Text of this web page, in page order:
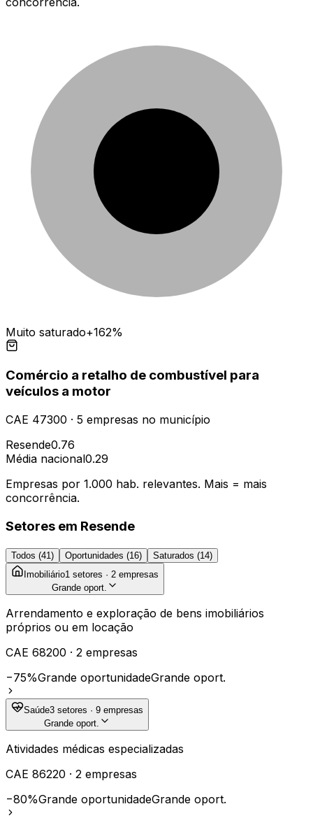
Muito saturado+162%
Comércio a retalho de combustível para
veículos a motor
CAE 47300 · 5 empresas no município
Resende0.76
Média nacional0.29
Empresas por 1.000 hab. relevantes. Mais = mais
concorrência.
Setores em Resende
Todos (41) Oportunidades (16) Saturados (14)
Imobiliário1 setores · 2 empresas
Grande oport.
Arrendamento e exploração de bens imobiliários
próprios ou em locação
CAE 68200 · 2 empresas
−75%Grande oportunidadeGrande oport.
Saúde3 setores · 9 empresas
Grande oport.
Atividades médicas especializadas
CAE 86220 · 2 empresas
−80%Grande oportunidadeGrande oport.